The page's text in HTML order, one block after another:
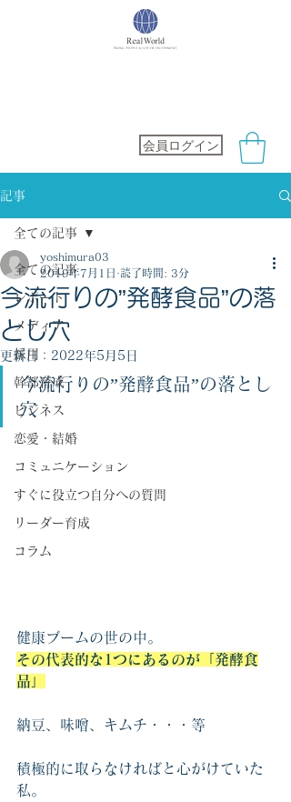
会員ログイン
記事
全ての記事
レポート
メディア
採用
幹部育成
ビジネス
恋愛・結婚
コミュニケーション
すぐに役立つ自分への質問
リーダー育成
コラム
全ての記事
今流行りの”発酵食品”の落
とし穴
yoshimura03
2019年7月1日
読了時間: 3分
更新日： 2022年5月5日
今流行りの”発酵食品”の落とし
穴
健康ブームの世の中。
その代表的な1つにあるのが「発酵食
品」
納豆、味噌、キムチ・・・等
積極的に取らなければと心がけていた
私。